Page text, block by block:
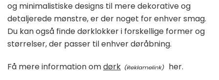
og minimalistiske designs til mere dekorative og
detaljerede mønstre, er der noget for enhver smag.
Du kan også finde dørklokker i forskellige former og
størrelser, der passer til enhver døråbning.
Få mere information omdørk her.